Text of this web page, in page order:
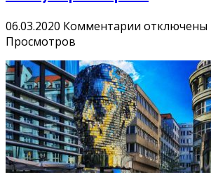
06.03.2020 Комментарии к
із
Запоріжжя
2600₴.
Дешеві
квитки
до
Чехії
отключены
Просмотров